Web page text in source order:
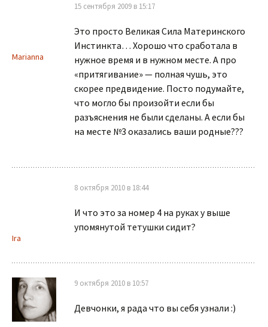
Marianna
15 сентября 2009 в 15:17
Это просто Великая Сила Материнского
Инстинкта… Хорошо что сработала в
нужное время и в нужном месте. А про
«притягивание» — полная чушь, это
скорее предвидение. Посто подумайте,
что могло бы произойти если бы
разъяснения не были сделаны. А если бы
на месте №3 оказались ваши родные???
Ira
8 октября 2010 в 18:44
И что это за номер 4 на руках у выше
упомянутой тетушки сидит?
9 октября 2010 в 10:57
Девчонки, я рада что вы себя узнали :)